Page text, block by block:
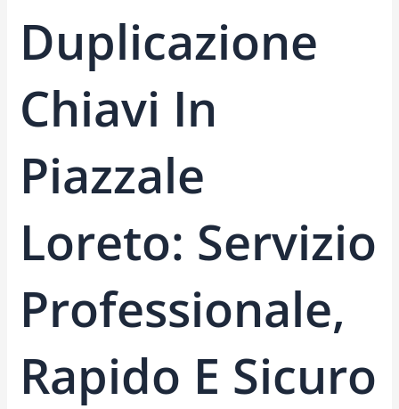
Duplicazione
Chiavi In
Piazzale
Loreto: Servizio
Professionale,
Rapido E Sicuro